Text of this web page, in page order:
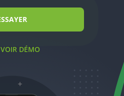
ภาษาไทย
VOIR DÉMO